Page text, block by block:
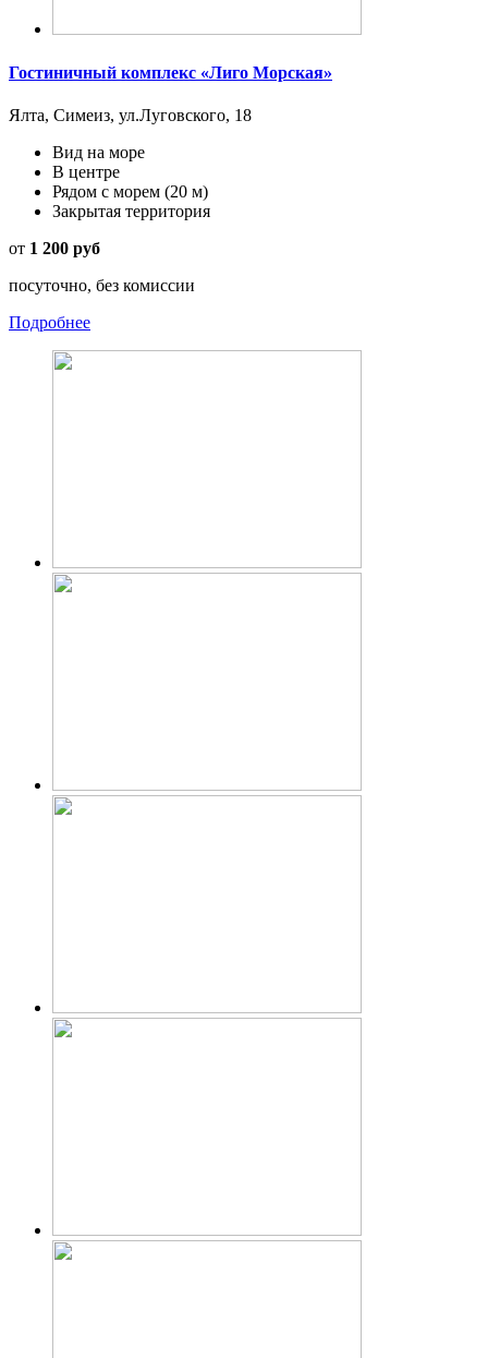
Гостиничный комплекс «Лиго Морская»
Ялта, Симеиз, ул.Луговского, 18
Вид на море
В центре
Рядом с морем (20 м)
Закрытая территория
от 1 200 руб
посуточно, без комиссии
Подробнее